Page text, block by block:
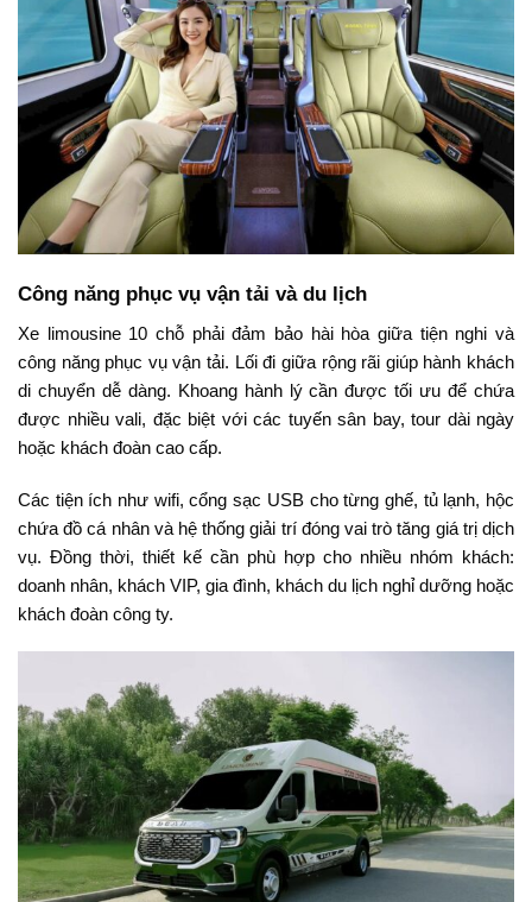
Công năng phục vụ vận tải và du lịch
Xe limousine 10 chỗ phải đảm bảo hài hòa giữa tiện nghi và
công năng phục vụ vận tải. Lối đi giữa rộng rãi giúp hành khách
di chuyển dễ dàng. Khoang hành lý cần được tối ưu để chứa
được nhiều vali, đặc biệt với các tuyến sân bay, tour dài ngày
hoặc khách đoàn cao cấp.
Các tiện ích như wifi, cổng sạc USB cho từng ghế, tủ lạnh, hộc
chứa đồ cá nhân và hệ thống giải trí đóng vai trò tăng giá trị dịch
vụ. Đồng thời, thiết kế cần phù hợp cho nhiều nhóm khách:
doanh nhân, khách VIP, gia đình, khách du lịch nghỉ dưỡng hoặc
khách đoàn công ty.